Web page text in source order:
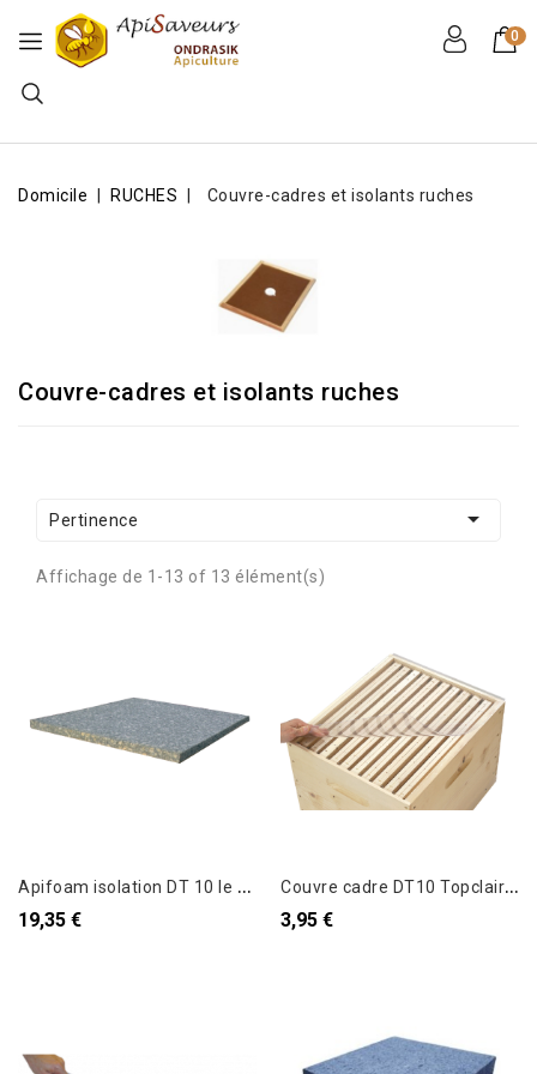
0
Domicile RUCHES Couvre-cadres et isolants ruches
Couvre-cadres et isolants ruches
Pertinence 
Affichage de 1-13 of 13 élément(s)
A
pifoam isolation DT 10 le paquet de 4
19,35 €
C
ouvre cadre DT10 Topclair pvc 500 x 430 mm
3,95 €